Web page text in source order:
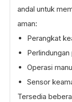
andal untuk
aman:
Perangkat
Operasi
Sensor
Tersedia